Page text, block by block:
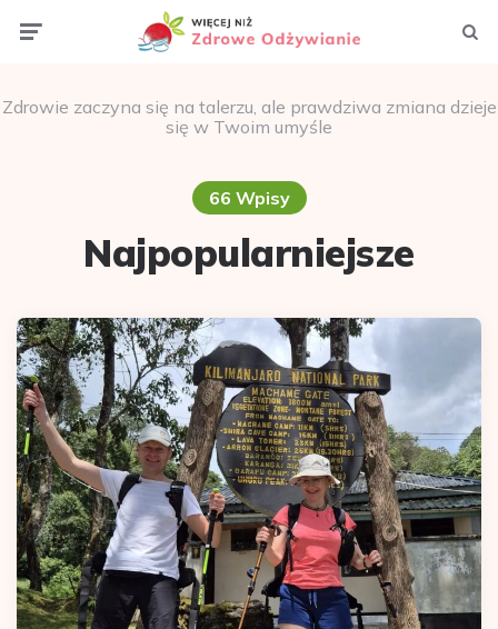
Zdrowie zaczyna się na talerzu, ale prawdziwa zmiana dzieje
się w Twoim umyśle
66 Wpisy
Najpopularniejsze